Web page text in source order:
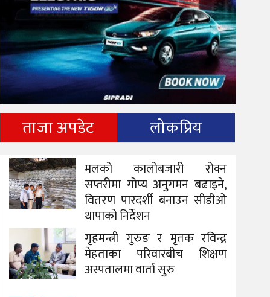
ताजा अपडेट लोकप्रिय
मलको कालोबजारी रोक्न
सप्तरीमा गोप्य अनुगमन बढाइने,
वितरण पारदर्शी बनाउन सीडीओ
थापाको निर्देशन
गृहमन्त्री गुरुङ र मृतक रविन्द्र
मेहताका परिवारबीच शिक्षण
अस्पतालमा वार्ता सुरु